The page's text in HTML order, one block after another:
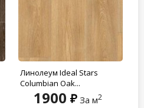
Линолеум Ideal Stars
Columbian Oak...
1900 За м2